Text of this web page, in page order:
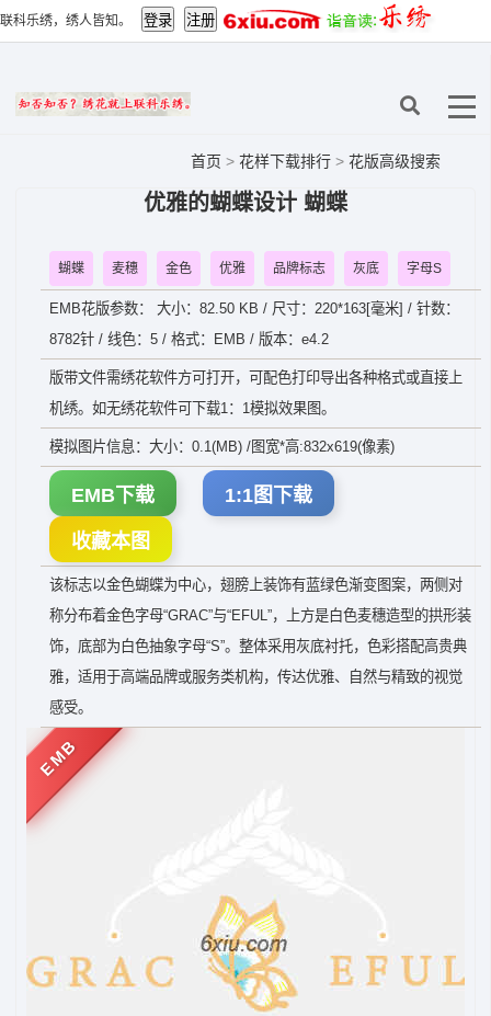
联科乐绣，绣人皆知。
首页 > 花样下载排行 > 花版高级搜索
优雅的蝴蝶设计 蝴蝶
蝴蝶 麦穗 金色 优雅 品牌标志 灰底 字母S
EMB花版参数： 大小：82.50 KB / 尺寸：220*163[毫米] / 针数：
8782针 / 线色：5 / 格式：EMB / 版本：e4.2
版带文件需绣花软件方可打开，可配色打印导出各种格式或直接上
机绣。如无绣花软件可下载1：1模拟效果图。
模拟图片信息：大小：0.1(MB) /图宽*高:832x619(像素)
EMB下载 1:1图下载
收藏本图
该标志以金色蝴蝶为中心，翅膀上装饰有蓝绿色渐变图案，两侧对
称分布着金色字母“GRAC”与“EFUL”，上方是白色麦穗造型的拱形装
饰，底部为白色抽象字母“S”。整体采用灰底衬托，色彩搭配高贵典
雅，适用于高端品牌或服务类机构，传达优雅、自然与精致的视觉
感受。
EMB